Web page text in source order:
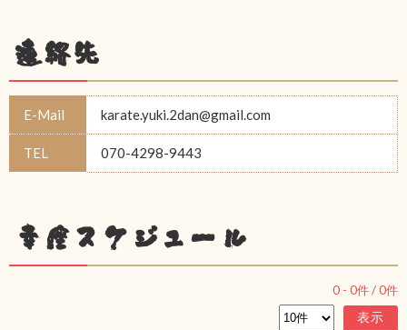
連絡先
E-Mail karate.yuki.2dan@gmail.com
TEL 070-4298-9443
幸座スケジュール
0 - 0件 /0件